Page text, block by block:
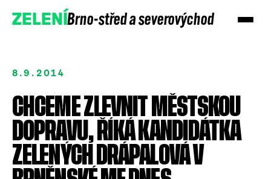
ZELENÍBrno-střed a severovýchod
8.9.2014
CHCEME ZLEVNIT MĚSTSKOU
DOPRAVU, ŘÍKÁ KANDIDÁTKA
ZELENÝCH DRÁPALOVÁ V